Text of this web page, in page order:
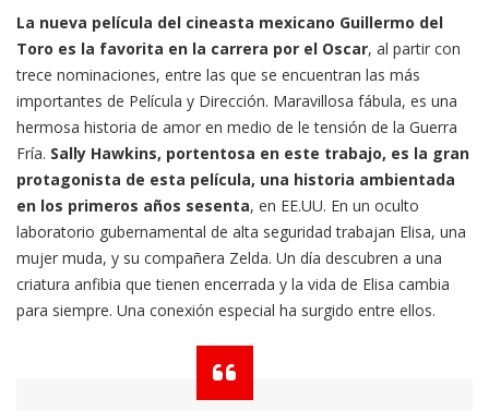
La nueva película del cineasta mexicano Guillermo del
Toro es la favorita en la carrera por el Oscar, al partir con
trece nominaciones, entre las que se encuentran las más
importantes de Película y Dirección. Maravillosa fábula, es una
hermosa historia de amor en medio de le tensión de la Guerra
Fría. Sally Hawkins, portentosa en este trabajo, es la gran
protagonista de esta película, una historia ambientada
en los primeros años sesenta, en EE.UU. En un oculto
laboratorio gubernamental de alta seguridad trabajan Elisa, una
mujer muda, y su compañera Zelda. Un día descubren a una
criatura anfibia que tienen encerrada y la vida de Elisa cambia
para siempre. Una conexión especial ha surgido entre ellos.